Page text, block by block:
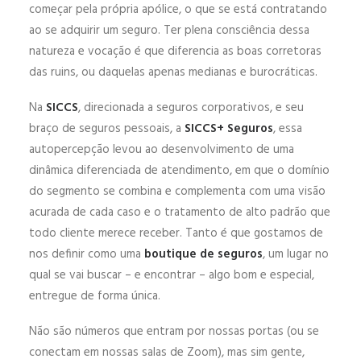
começar pela própria apólice, o que se está contratando
ao se adquirir um seguro. Ter plena consciência dessa
natureza e vocação é que diferencia as boas corretoras
das ruins, ou daquelas apenas medianas e burocráticas.
Na SICCS, direcionada a seguros corporativos, e seu
braço de seguros pessoais, a SICCS+ Seguros, essa
autopercepção levou ao desenvolvimento de uma
dinâmica diferenciada de atendimento, em que o domínio
do segmento se combina e complementa com uma visão
acurada de cada caso e o tratamento de alto padrão que
todo cliente merece receber. Tanto é que gostamos de
nos definir como uma boutique de seguros, um lugar no
qual se vai buscar – e encontrar – algo bom e especial,
entregue de forma única.
Não são números que entram por nossas portas (ou se
conectam em nossas salas de Zoom), mas sim gente,